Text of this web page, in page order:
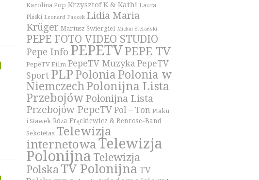
Karolina Pop Krzysztof K & Kathi Laura
Piński Leonard Paszek Lidia Maria
Krüger Mariusz Świergiel Michał Stefański
PEPE FOTO VIDEO STUDIO
Pepe Info PEPETVPEPE TV
PepeTV Film PepeTV Muzyka PepeTV
Sport PLP Polonia Polonia w
Niemczech Polonijna Lista
Przebojów Polonijna Lista
Przebojów PepeTV Pol – Ton Ptaku
i Sławek Róża Frąckiewicz & Benrose-Band
Sekotetaa Telewizja
internetowaTelewizja
Polonijna Telewizja
PolskaTV Polonijna TV